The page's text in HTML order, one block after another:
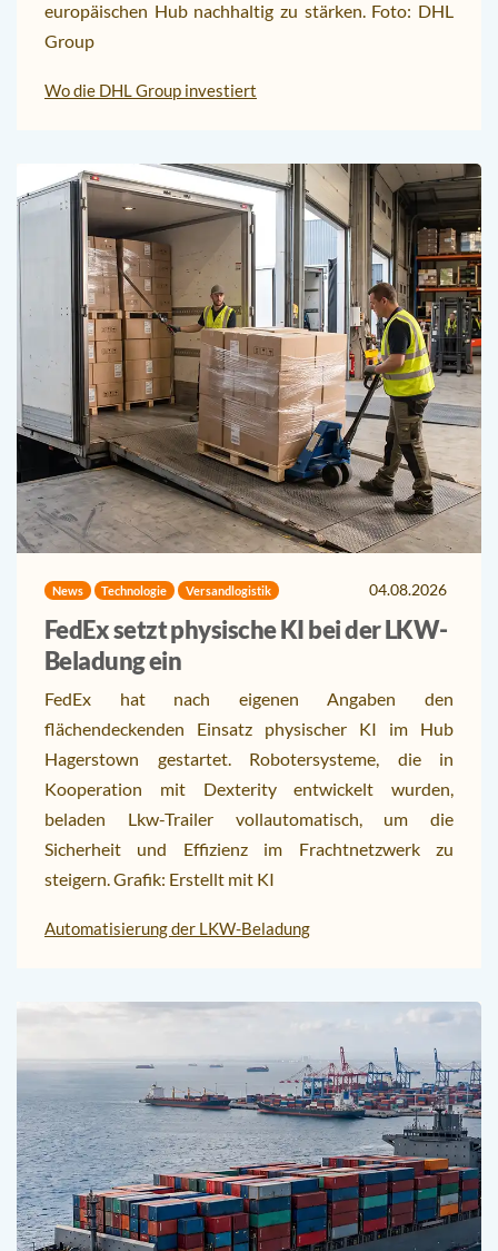
europäischen Hub nachhaltig zu stärken. Foto: DHL
Group
Wo die DHL Group investiert
News Technologie Versandlogistik 04.08.2026
FedEx setzt physische KI bei der LKW-
Beladung ein
FedEx hat nach eigenen Angaben den
flächendeckenden Einsatz physischer KI im Hub
Hagerstown gestartet. Robotersysteme, die in
Kooperation mit Dexterity entwickelt wurden,
beladen Lkw-Trailer vollautomatisch, um die
Sicherheit und Effizienz im Frachtnetzwerk zu
steigern. Grafik: Erstellt mit KI
Automatisierung der LKW-Beladung